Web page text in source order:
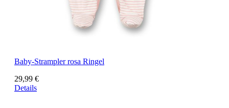
Baby-Strampler rosa Ringel
29,99 €
Details